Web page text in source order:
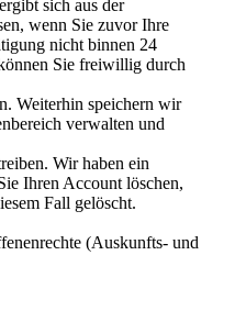
sich aus der
wenn Sie zuvor Ihre
nicht binnen 24
Sie freiwillig durch
Weiterhin speichern wir
verwalten und
Wir haben ein
Ihren Account löschen,
Fall gelöscht.
(Auskunfts- und